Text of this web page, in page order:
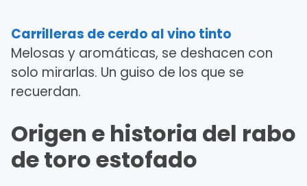
Carrilleras de cerdo al vino tinto
Melosas y aromáticas, se deshacen con
solo mirarlas. Un guiso de los que se
recuerdan.
Origen e historia del rabo
de toro estofado